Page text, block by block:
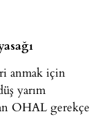
anmak için
yarım
OHAL gerekçe